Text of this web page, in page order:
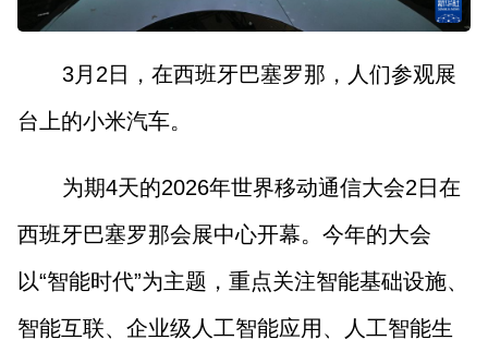
3月2日，在西班牙巴塞罗那，人们参观展
台上的小米汽车。
为期4天的2026年世界移动通信大会2日在
西班牙巴塞罗那会展中心开幕。今年的大会
以“智能时代”为主题，重点关注智能基础设施、
智能互联、企业级人工智能应用、人工智能生